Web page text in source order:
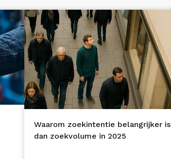
Waarom zoekintentie belangrijker is
dan zoekvolume in 2025